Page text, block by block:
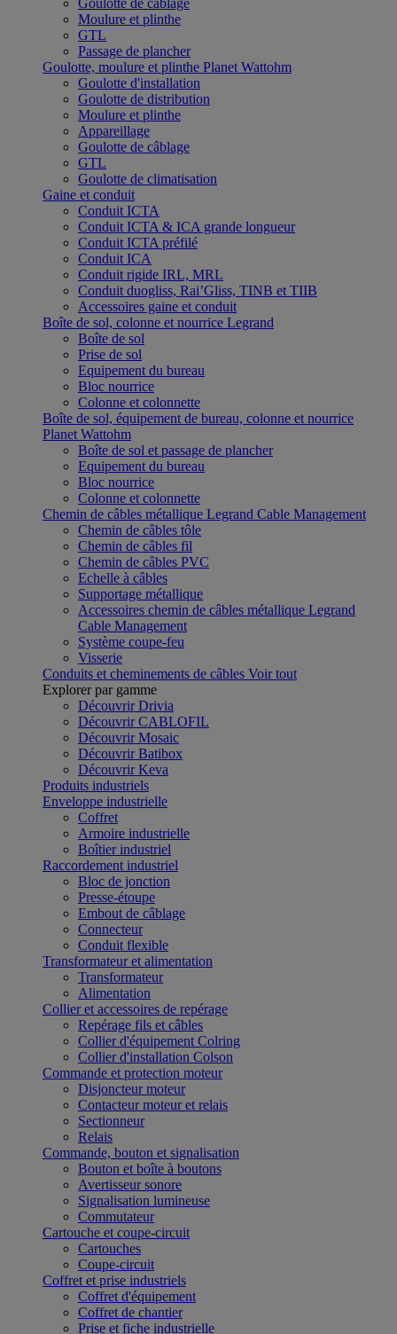
Goulotte de câblage
Moulure et plinthe
GTL
Passage de plancher
Goulotte, moulure et plinthe Planet Wattohm
Goulotte d'installation
Goulotte de distribution
Moulure et plinthe
Appareillage
Goulotte de câblage
GTL
Goulotte de climatisation
Gaine et conduit
Conduit ICTA
Conduit ICTA & ICA grande longueur
Conduit ICTA préfilé
Conduit ICA
Conduit rigide IRL, MRL
Conduit duogliss, Rai’Gliss, TINB et TIIB
Accessoires gaine et conduit
Boîte de sol, colonne et nourrice Legrand
Boîte de sol
Prise de sol
Equipement du bureau
Bloc nourrice
Colonne et colonnette
Boîte de sol, équipement de bureau, colonne et nourrice
Planet Wattohm
Boîte de sol et passage de plancher
Equipement du bureau
Bloc nourrice
Colonne et colonnette
Chemin de câbles métallique Legrand Cable Management
Chemin de câbles tôle
Chemin de câbles fil
Chemin de câbles PVC
Echelle à câbles
Supportage métallique
Accessoires chemin de câbles métallique Legrand
Cable Management
Système coupe-feu
Visserie
Conduits et cheminements de câbles Voir tout
Explorer par gamme
Découvrir Drivia
Découvrir CABLOFIL
Découvrir Mosaic
Découvrir Batibox
Découvrir Keva
Produits industriels
Enveloppe industrielle
Coffret
Armoire industrielle
Boîtier industriel
Raccordement industriel
Bloc de jonction
Presse-étoupe
Embout de câblage
Connecteur
Conduit flexible
Transformateur et alimentation
Transformateur
Alimentation
Collier et accessoires de repérage
Repérage fils et câbles
Collier d'équipement Colring
Collier d'installation Colson
Commande et protection moteur
Disjoncteur moteur
Contacteur moteur et relais
Sectionneur
Relais
Commande, bouton et signalisation
Bouton et boîte à boutons
Avertisseur sonore
Signalisation lumineuse
Commutateur
Cartouche et coupe-circuit
Cartouches
Coupe-circuit
Coffret et prise industriels
Coffret d'équipement
Coffret de chantier
Prise et fiche industrielle